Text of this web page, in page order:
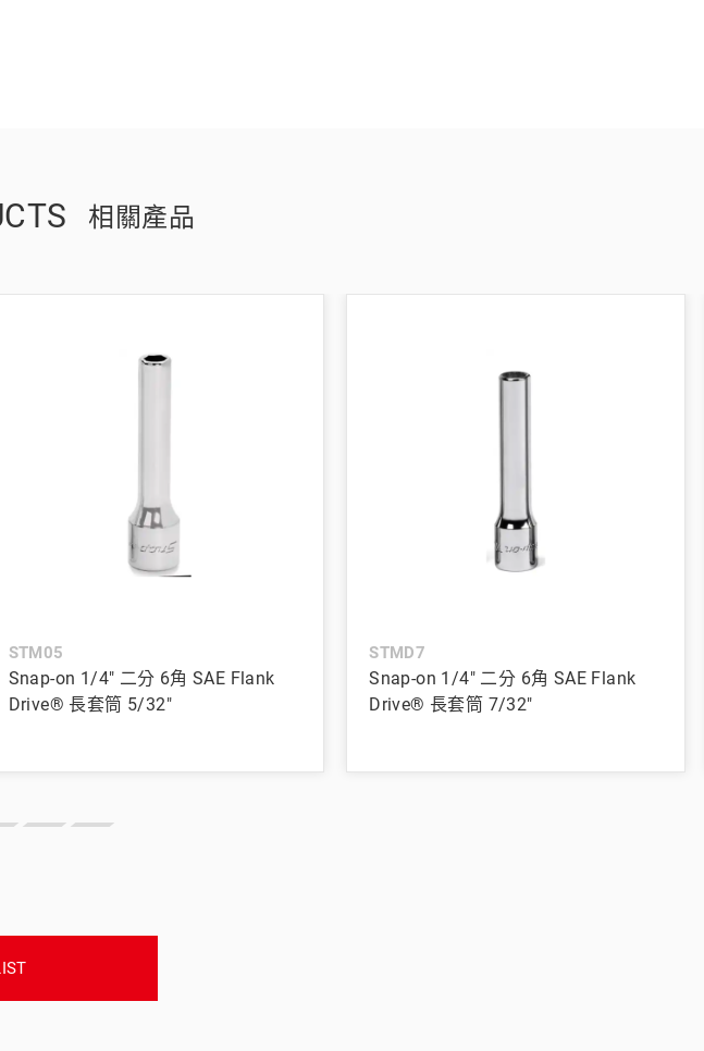
相關產品
STM05
Snap-on 1/4" 二分 6角 SAE Flank
Drive® 長套筒 5/32"
STMD7
Snap-on 1/4" 二分 6角 SAE Flank
Drive® 長套筒 7/32"